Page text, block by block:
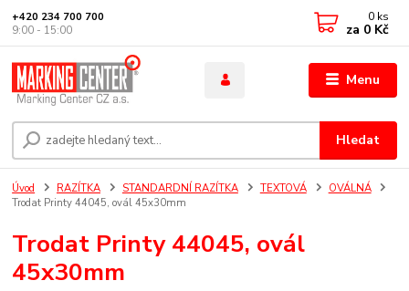
Menu
Hledat
+420 234 700 700
9:00 - 15:00
0 ks
za 0 Kč
Úvod RAZÍTKA STANDARDNÍ RAZÍTKA TEXTOVÁ
OVÁLNÁ
Trodat Printy 44045, ovál 45x30mm
Trodat Printy 44045, ovál
45x30mm